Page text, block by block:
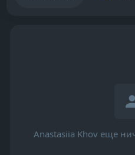
Anastasiia Khov еще